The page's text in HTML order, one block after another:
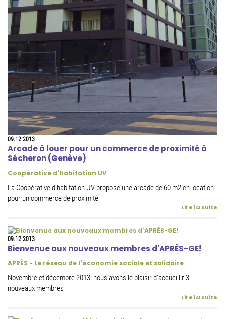
09.12.2013
Arcade à louer pour un commerce de proximité à
Sécheron (Genève)
Coopérative d'habitation UV
La Coopérative d'habitation UV propose une arcade de 60 m2 en location
pour un commerce de proximité
Lire la suite
09.12.2013
Bienvenue aux nouveaux membres d'APRÈS-GE!
APRÈS - Le réseau de l'économie sociale et solidaire
Novembre et décembre 2013: nous avons le plaisir d'accueillir 3
nouveaux membres
Lire la suite